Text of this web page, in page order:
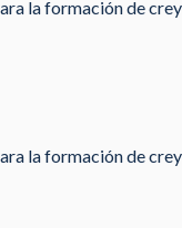
la formación de
la formación de